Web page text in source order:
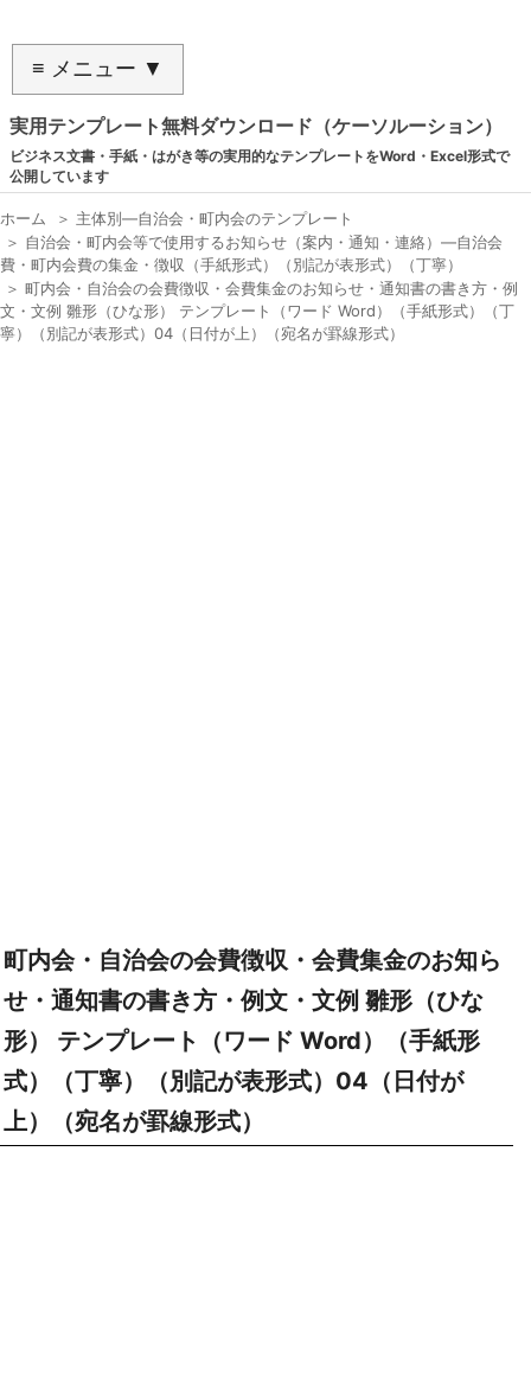
≡ メニュー ▼
実用テンプレート無料ダウンロード（ケーソルーション）
ビジネス文書・手紙・はがき等の実用的なテンプレートをWord・Excel形式で
公開しています
ホーム ＞ 主体別―自治会・町内会のテンプレート
＞ 自治会・町内会等で使用するお知らせ（案内・通知・連絡）―自治会
費・町内会費の集金・徴収（手紙形式）（別記が表形式）（丁寧）
＞ 町内会・自治会の会費徴収・会費集金のお知らせ・通知書の書き方・例
文・文例 雛形（ひな形） テンプレート（ワード Word）（手紙形式）（丁
寧）（別記が表形式）04（日付が上）（宛名が罫線形式）
町内会・自治会の会費徴収・会費集金のお知ら
せ・通知書の書き方・例文・文例 雛形（ひな
形） テンプレート（ワード Word）（手紙形
式）（丁寧）（別記が表形式）04（日付が
上）（宛名が罫線形式）